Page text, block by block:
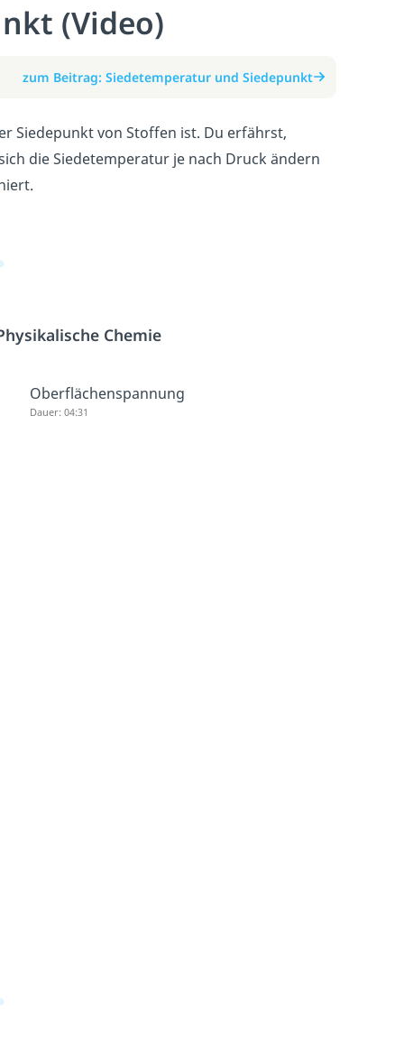
(Video)
zum Beitrag: Siedetemperatur und Siedepunkt
Siedepunkt von Stoffen ist. Du erfährst,
die Siedetemperatur je nach Druck ändern
Chemie
Oberflächenspannung
Dauer: 04:31